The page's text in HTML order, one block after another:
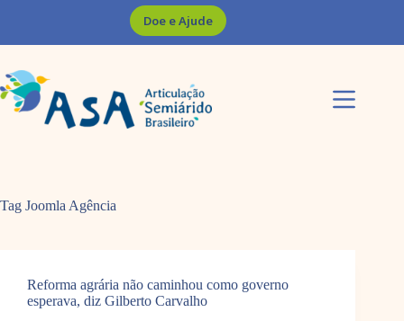
Doe e Ajude
Tag Joomla Agência
Reforma agrária não caminhou como governo
esperava, diz Gilberto Carvalho